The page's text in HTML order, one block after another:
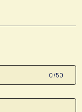
0 /50